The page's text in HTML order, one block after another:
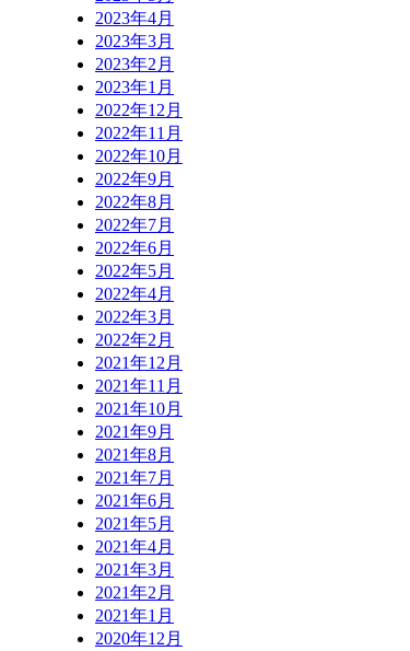
2023年4月
2023年3月
2023年2月
2023年1月
2022年12月
2022年11月
2022年10月
2022年9月
2022年8月
2022年7月
2022年6月
2022年5月
2022年4月
2022年3月
2022年2月
2021年12月
2021年11月
2021年10月
2021年9月
2021年8月
2021年7月
2021年6月
2021年5月
2021年4月
2021年3月
2021年2月
2021年1月
2020年12月